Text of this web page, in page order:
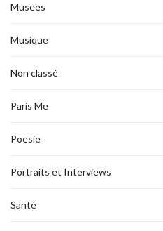
Musees
Musique
Non classé
Paris Me
Poesie
Portraits et Interviews
Santé